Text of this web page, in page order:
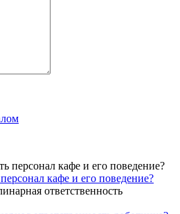
кафе и его поведение?